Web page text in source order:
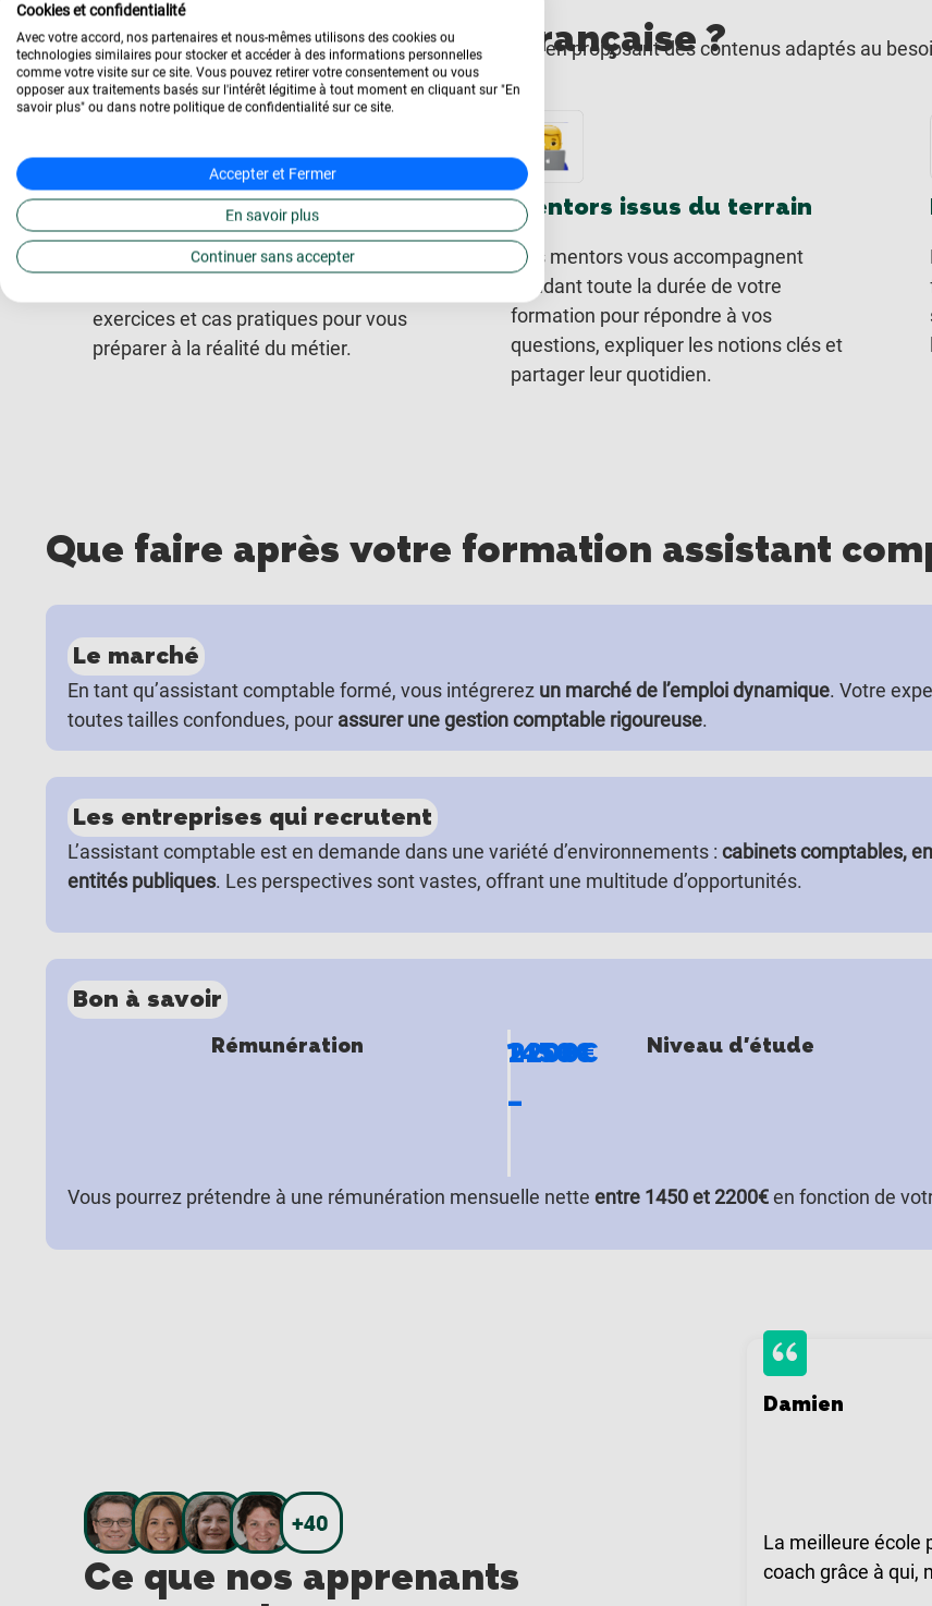
Pourquoi choisir L’École Française ?​
Notre objectif estde former les professionnels de demain en proposant des contenus adaptés au
Exercices, quiz et cas
pratiques
exercices et cas pratiques pour vous
préparer à la réalité du métier.
Mentors issus du terrain
Nos mentors vous accompagnent
pendant toute la durée de votre
formation pour répondre à vos
questions, expliquer les notions clés et
partager leur quotidien.
Que faire après votre formation assistant
Le marché
En tant qu’assistant comptable formé, vous intégrerez un marché de l’emploi dynamique. Votre
toutes tailles confondues, pour assurer une gestion comptable rigoureuse.
Les entreprises qui recrutent
L’assistant comptable est en demande dans une variété d’environnements : cabinets comptables,
entités publiques. Les perspectives sont vastes, offrant une multitude d’opportunités.
Bon à savoir
Rémunération
1450€
–
2200€ Niveau d'étude
Vous pourrez prétendre à une rémunération mensuelle nette entre 1450 et 2200€en fonction de
Ce que nos apprenants
Damien
La meilleure école
coach grâce à qui,
Cookies et confidentialité
Avec votre accord, nos partenaires et nous-mêmes utilisons des cookies ou
technologies similaires pour stocker et accéder à des informations personnelles
comme votre visite sur ce site. Vous pouvez retirer votre consentement ou vous
opposer aux traitements basés sur l'intérêt légitime à tout moment en cliquant sur "En
savoir plus" ou dans notre politique de confidentialité sur ce site.
Accepter et Fermer
En savoir plus
Continuer sans accepter